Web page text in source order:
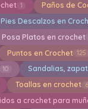
1 Paños de
Pies Descalzos en
Posa Platos en crochet
Puntos en Crochet 125
10 Sandalias,
Toallas en crochet 6
a crochet para